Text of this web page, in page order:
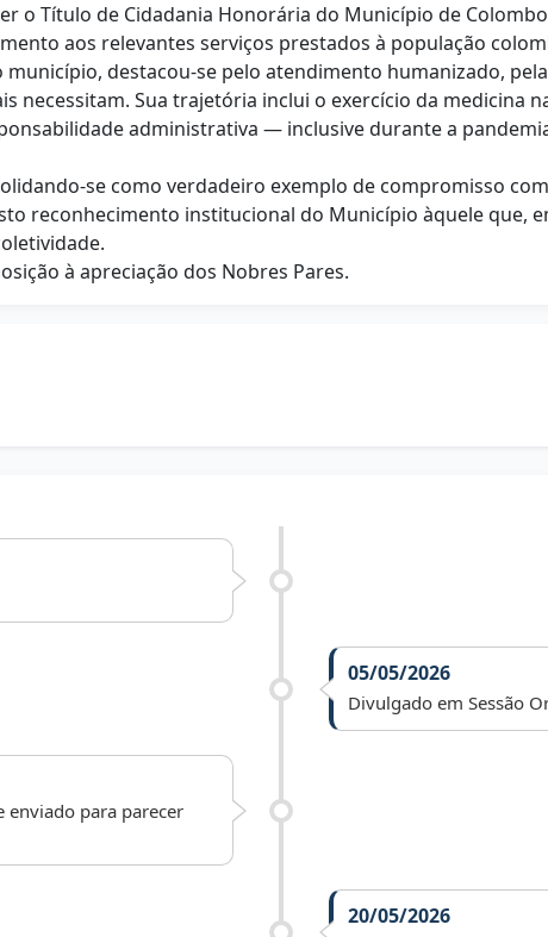
o Título de Cidadania Honorária do Município de
aos relevantes serviços prestados à população
destacou-se pelo atendimento humanizado,
necessitam. Sua trajetória inclui o exercício da medicina
administrativa — inclusive durante a
se como verdadeiro exemplo de compromisso
reconhecimento institucional do Município àquele que,
à apreciação dos Nobres Pares.
05/05/2026
Divulgado em Sessão
enviado para parecer
20/05/2026